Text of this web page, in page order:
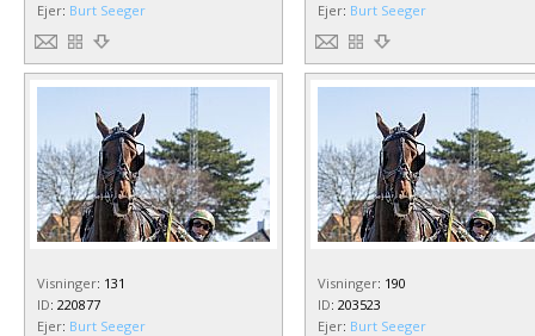
Ejer: Burt Seeger
Ejer: Burt Seeger
Visninger: 131
ID: 220877
Ejer: Burt Seeger
Visninger: 190
ID: 203523
Ejer: Burt Seeger